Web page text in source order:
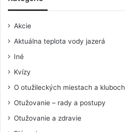
Akcie
Aktuálna teplota vody jazerá
Iné
Kvízy
O otužileckých miestach a kluboch
Otužovanie – rady a postupy
Otužovanie a zdravie